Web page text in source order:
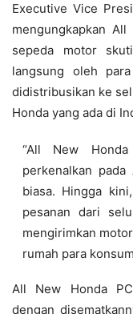
Executive Vice
mengungkapkan
sepeda motor
langsung oleh
didistribusikan ke
Honda yang ada di
“All New
perkenalkan
biasa. Hingga
pesanan dari
mengirimkan
rumah para
All New Honda
dengan